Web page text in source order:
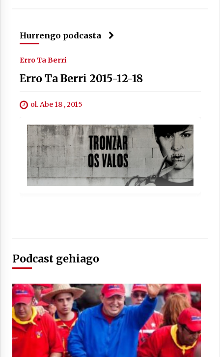
Arrosaren 20 urteez
Zebrabidearen denboraldi amaiera
Arrosaren laburpen bideoa Hamaika
Telebistaren eskutik
2021/06/30
Hurrengo podcasta
Erro Ta Berri
Erro Ta Berri 2015-12-18
ol. Abe 18 , 2015
Podcast gehiago